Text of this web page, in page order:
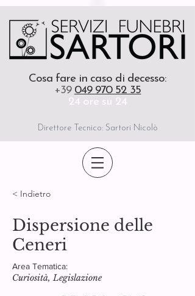
Cosa fare in caso di decesso:
+39 049 970 52 35
24 ore su 24
Direttore Tecnico: Sartori Nicolò
< Indietro
Dispersione delle
Ceneri
Area Tematica:
Curiosità, Legislazione